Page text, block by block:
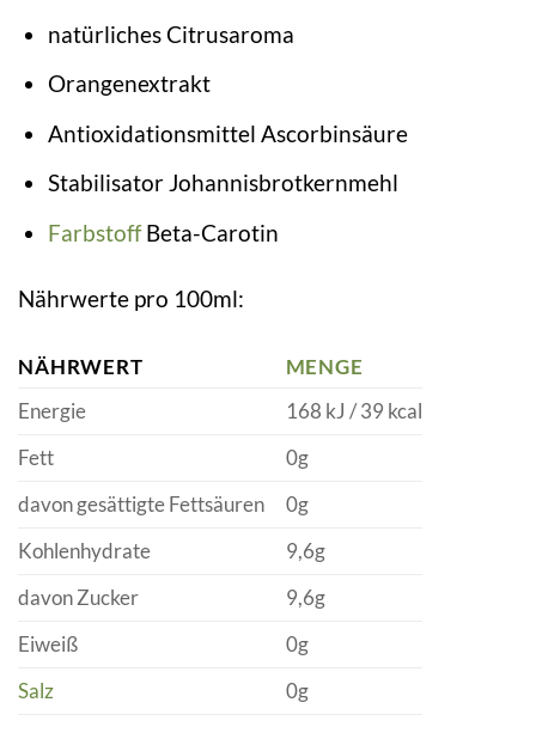
natürliches Citrusaroma
Orangenextrakt
Antioxidationsmittel Ascorbinsäure
Stabilisator Johannisbrotkernmehl
FarbstoffBeta-Carotin
Nährwerte pro 100ml:
NÄHRWERT
MENGE
Energie
168 kJ / 39 kcal
Fett
0g
davon gesättigte Fettsäuren
0g
Kohlenhydrate
9,6g
davon Zucker
9,6g
Eiweiß
0g
Salz
0g